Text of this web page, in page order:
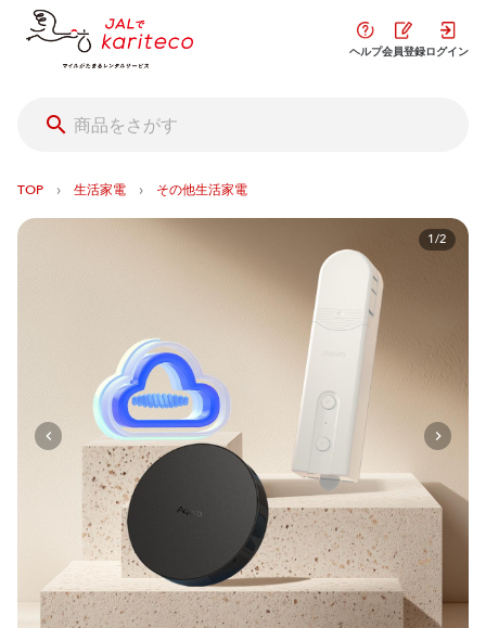
ヘルプ会員登録ログイン
TOP › 生活家電 › その他生活家電
1/2